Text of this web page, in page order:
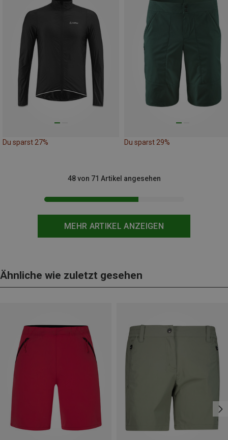
Du sparst 27% Du sparst 29%
MEHR ARTIKEL ANZEIGEN
48 von 71 Artikel angesehen
Ähnliche wie zuletzt gesehen